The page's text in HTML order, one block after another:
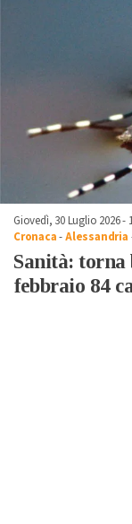
Giovedì, 30 Luglio 2026 -
Cronaca-Alessandria
Sanità:
febbraio 84